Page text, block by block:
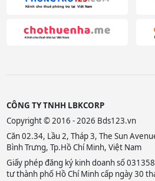
CÔNG TY TNHH LBKCORP
Copyright © 2016 - 2026 Bds123.vn
Căn 02.34, Lầu 2, Tháp 3, The Sun
Bình Trưng, Tp.Hồ Chí Minh, Việt Nam
Giấy phép đăng ký kinh doanh số
tư thành phố Hồ Chí Minh cấp ngày 30